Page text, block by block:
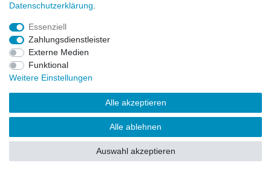
Vertrag widerrufen
© Copyright 2026 | Alle Rechte vorbehalten.
Daten­schutz­erklärung
Essenziell
Zahlungsdienstleister
Externe Medien
Funktional
Weitere Einstellungen
Alle akzeptieren
Alle ablehnen
Auswahl akzeptieren